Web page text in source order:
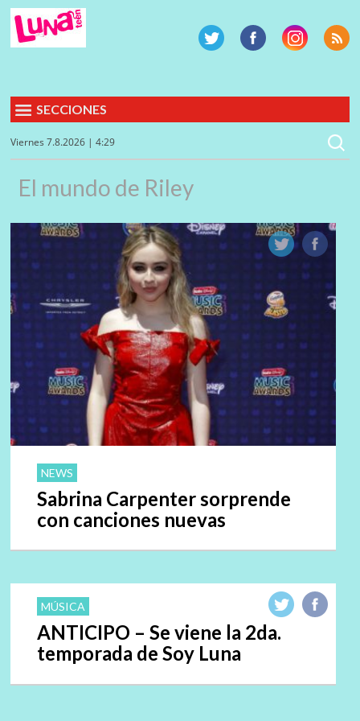
SECCIONES
Viernes 7.8.2026 | 4:29
El mundo de Riley
NEWS
Sabrina Carpenter sorprende
con canciones nuevas
MÚSICA
ANTICIPO – Se viene la 2da.
temporada de Soy Luna